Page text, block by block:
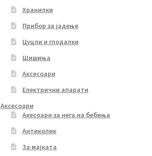
Хранилки
Прибор за јадење
Цуцли и глодалки
Шишиња
Аксесоари
Електрични апарати
Аксесоари
Акесоари за нега на бебиња
Антиколик
За мајката